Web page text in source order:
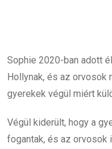
Sophie 2020-ban adott
Hollynak, és az orvosok
gyerekek végül miért
Végül kiderült, hogy a
fogantak, és az orvosok